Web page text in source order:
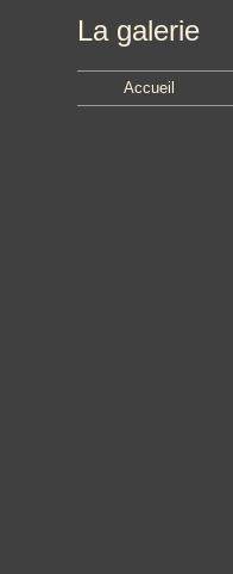
La galerie
Accueil